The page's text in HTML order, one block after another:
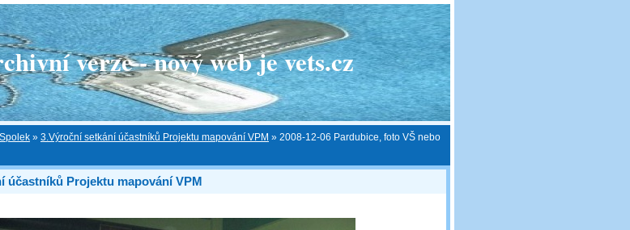
verze - nový web je vets.cz
Spolek » 3.Výroční setkání účastníků Projektu mapování VPM » 2008-12-06 Pardubice, foto VŠ nebo
účastníků Projektu mapování VPM